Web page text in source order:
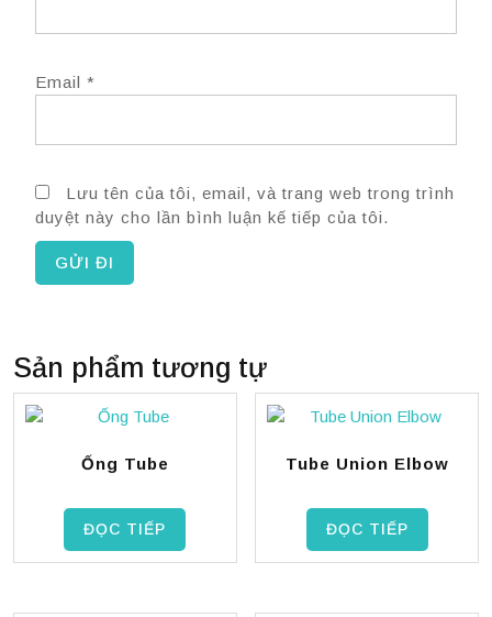
Email *
Lưu tên của tôi, email, và trang web trong trình
duyệt này cho lần bình luận kế tiếp của tôi.
Sản phẩm tương tự
Ống Tube
ĐỌC TIẾP
Tube Union Elbow
ĐỌC TIẾP